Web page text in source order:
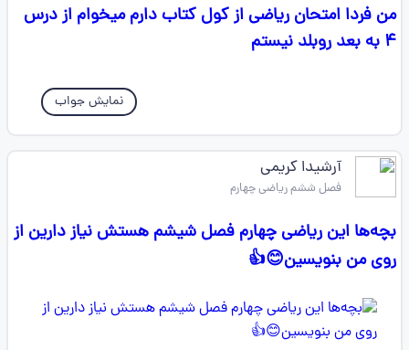
من فردا امتحان ریاضی از کول کتاب دارم میخوام از درس
۴ به بعد روبلد نیستم
نمایش جواب
آرشیدا کریمی
فصل ششم ریاضی چهارم
بچه‌ها این ریاضی چهارم فصل شیشم هستش نیاز دارین از
روی من بنویسین😊👍